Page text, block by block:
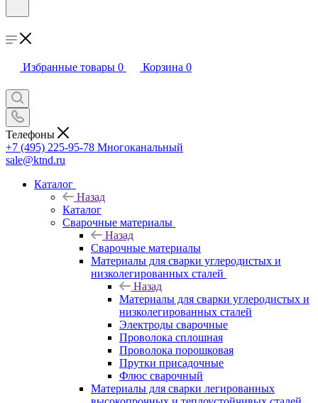
Избранные товары 0 Корзина 0
Телефоны
+7 (495) 225-95-78 Многоканальный
sale@ktnd.ru
Каталог
Назад
Каталог
Сварочные материалы
Назад
Сварочные материалы
Материалы для сварки углеродистых и
низколегированных сталей
Назад
Материалы для сварки углеродистых и
низколегированных сталей
Электроды сварочные
Проволока сплошная
Проволока порошковая
Прутки присадочные
Флюс сварочный
Материалы для сварки легированных